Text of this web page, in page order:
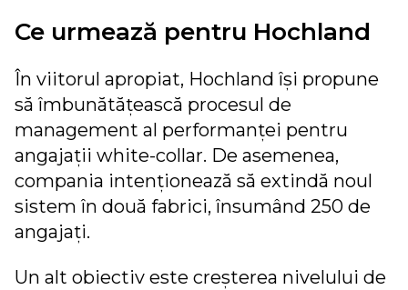
Ce urmează pentru Hochland
În viitorul apropiat, Hochland își propune
să îmbunătățească procesul de
management al performanței pentru
angajații white-collar. De asemenea,
compania intenționează să extindă noul
sistem în două fabrici, însumând 250 de
angajați.
Un alt obiectiv este creșterea nivelului de